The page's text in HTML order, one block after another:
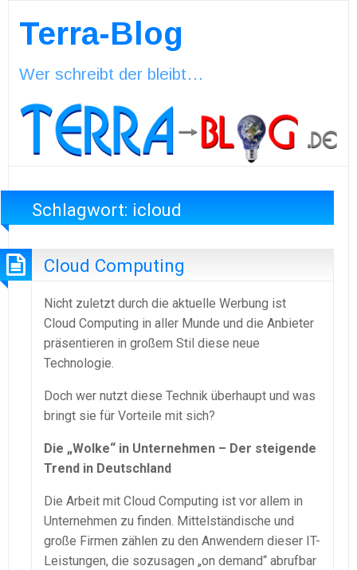
Terra-Blog
Wer schreibt der bleibt…
Schlagwort: icloud
Cloud Computing
Nicht zuletzt durch die aktuelle Werbung ist
Cloud Computing in aller Munde und die Anbieter
präsentieren in großem Stil diese neue
Technologie.
Doch wer nutzt diese Technik überhaupt und was
bringt sie für Vorteile mit sich?
Die „Wolke“ in Unternehmen – Der steigende
Trend in Deutschland
Die Arbeit mit Cloud Computing ist vor allem in
Unternehmen zu finden. Mittelständische und
große Firmen zählen zu den Anwendern dieser IT-
Leistungen, die sozusagen „on demand“ abrufbar